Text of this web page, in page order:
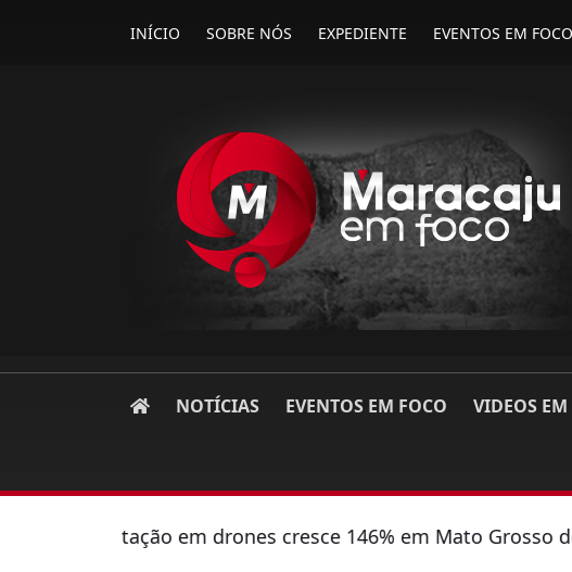
INÍCIO SOBRE NÓS EXPEDIENTE EVENTOS EM FOCO
NOTÍCIAS EVENTOS EM FOCO VIDEOS EM
em drones cresce 146% em Mato Grosso do Sul